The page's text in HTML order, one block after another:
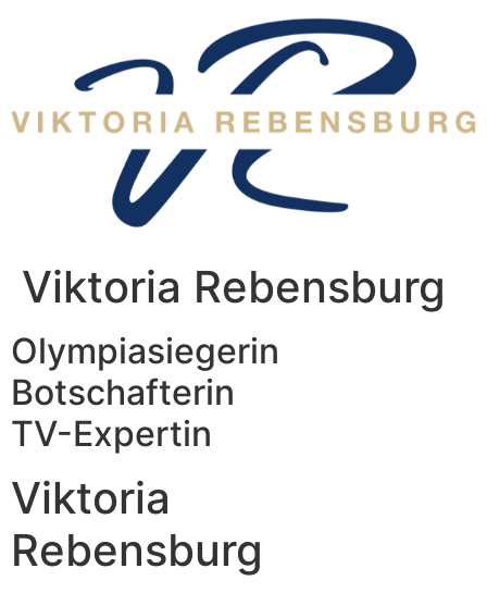
Viktoria Rebensburg
Olympiasiegerin
Botschafterin
TV-Expertin
Viktoria
Rebensburg